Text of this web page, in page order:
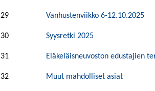
29 Vanhustenviikko 6-12.10.2025
30 Syysretki 2025
31 Eläkeläisneuvoston edustajien
32 Muut mahdolliset asiat